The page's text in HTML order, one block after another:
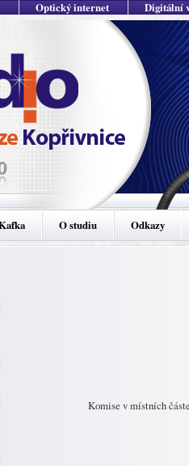
Optický internet Digitální
O studiu Odkazy
Komise v místních